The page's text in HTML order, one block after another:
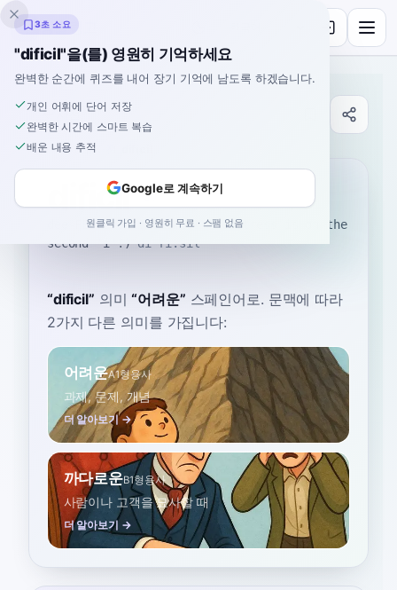
잉클링고
사전
홈›스페인어›사전
dificil
dee-FEE-seel (Remember the stress is on the
second 'i'!) diˈfi.sil
“dificil” 의미 “어려운” 스페인어로. 문맥에 따라
2가지 다른 의미를 가집니다:
어려운A1형용사
과제, 문제, 개념
더 알아보기 →
까다로운B1형용사
사람이나 고객을 묘사할 때
더 알아보기 →
3초 소요
"dificil"을(를) 영원히 기억하세요
완벽한 순간에 퀴즈를 내어 장기 기억에 남도록 하겠습니다.
개인 어휘에 단어 저장
완벽한 시간에 스마트 복습
배운 내용 추적
Google로 계속하기
원클릭 가입 · 영원히 무료 · 스팸 없음